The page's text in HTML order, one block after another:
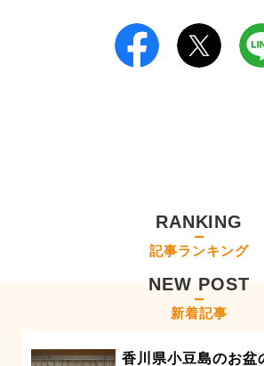
RANKING
記事ランキング
NEW POST
新着記事
香川県小豆島のお盆